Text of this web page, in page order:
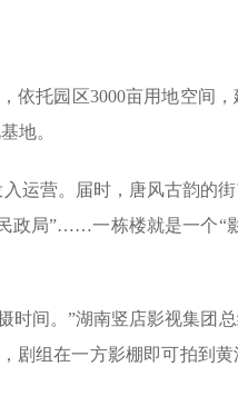
托园区3000亩用地空间
地。
运营。届时，唐风古韵的
政局”……一栋楼就是一个“
间。”湖南竖店影视集团
剧组在一方影棚即可拍到